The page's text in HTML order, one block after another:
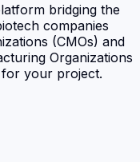
bridging the
companies
(CMOs) and
Organizations
your project.